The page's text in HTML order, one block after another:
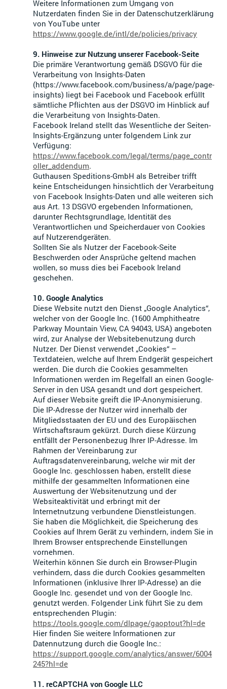
Weitere Informationen zum Umgang von
Nutzerdaten finden Sie in der Datenschutzerklärung
von YouTube unter
https://www.google.de/intl/de/policies/privacy
9. Hinweise zur Nutzung unserer Facebook-Seite
Die primäre Verantwortung gemäß DSGVO für die
Verarbeitung von Insights-Daten
(https://www.facebook.com/business/a/page/page-
insights) liegt bei Facebook und Facebook erfüllt
sämtliche Pflichten aus der DSGVO im Hinblick auf
die Verarbeitung von Insights-Daten.
Facebook Ireland stellt das Wesentliche der Seiten-
Insights-Ergänzung unter folgendem Link zur
Verfügung:
https://www.facebook.com/legal/terms/page_contr
oller_addendum.
Guthausen Speditions-GmbH als Betreiber trifft
keine Entscheidungen hinsichtlich der Verarbeitung
von Facebook Insights-Daten und alle weiteren sich
aus Art. 13 DSGVO ergebenden Informationen,
darunter Rechtsgrundlage, Identität des
Verantwortlichen und Speicherdauer von Cookies
auf Nutzerendgeräten.
Sollten Sie als Nutzer der Facebook-Seite
Beschwerden oder Ansprüche geltend machen
wollen, so muss dies bei Facebook Ireland
geschehen.
10. Google Analytics
Diese Website nutzt den Dienst „Google Analytics“,
welcher von der Google Inc. (1600 Amphitheatre
Parkway Mountain View, CA 94043, USA) angeboten
wird, zur Analyse der Websitebenutzung durch
Nutzer. Der Dienst verwendet „Cookies“ –
Textdateien, welche auf Ihrem Endgerät gespeichert
werden. Die durch die Cookies gesammelten
Informationen werden im Regelfall an einen Google-
Server in den USA gesandt und dort gespeichert.
Auf dieser Website greift die IP-Anonymisierung.
Die IP-Adresse der Nutzer wird innerhalb der
Mitgliedsstaaten der EU und des Europäischen
Wirtschaftsraum gekürzt. Durch diese Kürzung
entfällt der Personenbezug Ihrer IP-Adresse. Im
Rahmen der Vereinbarung zur
Auftragsdatenvereinbarung, welche wir mit der
Google Inc. geschlossen haben, erstellt diese
mithilfe der gesammelten Informationen eine
Auswertung der Websitenutzung und der
Websiteaktivität und erbringt mit der
Internetnutzung verbundene Dienstleistungen.
Sie haben die Möglichkeit, die Speicherung des
Cookies auf Ihrem Gerät zu verhindern, indem Sie in
Ihrem Browser entsprechende Einstellungen
vornehmen.
Weiterhin können Sie durch ein Browser-Plugin
verhindern, dass die durch Cookies gesammelten
Informationen (inklusive Ihrer IP-Adresse) an die
Google Inc. gesendet und von der Google Inc.
genutzt werden. Folgender Link führt Sie zu dem
entsprechenden Plugin:
https://tools.google.com/dlpage/gaoptout?hl=de
Hier finden Sie weitere Informationen zur
Datennutzung durch die Google Inc.:
https://support.google.com/analytics/answer/6004
245?hl=de
11. reCAPTCHA von Google LLC